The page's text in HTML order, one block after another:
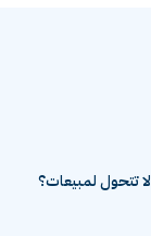
لا تتحول لمبيعات؟